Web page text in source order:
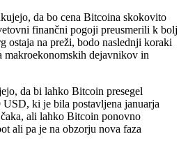
da bo cena Bitcoina skokovito
finančni pogoji preusmerili k bolj
ostaja na preži, bodo naslednji koraki
dejavnikov in
da bi lahko Bitcoin presegel
ki je bila postavljena januarja
ali lahko Bitcoin ponovno
ali pa je na obzorju nova faza